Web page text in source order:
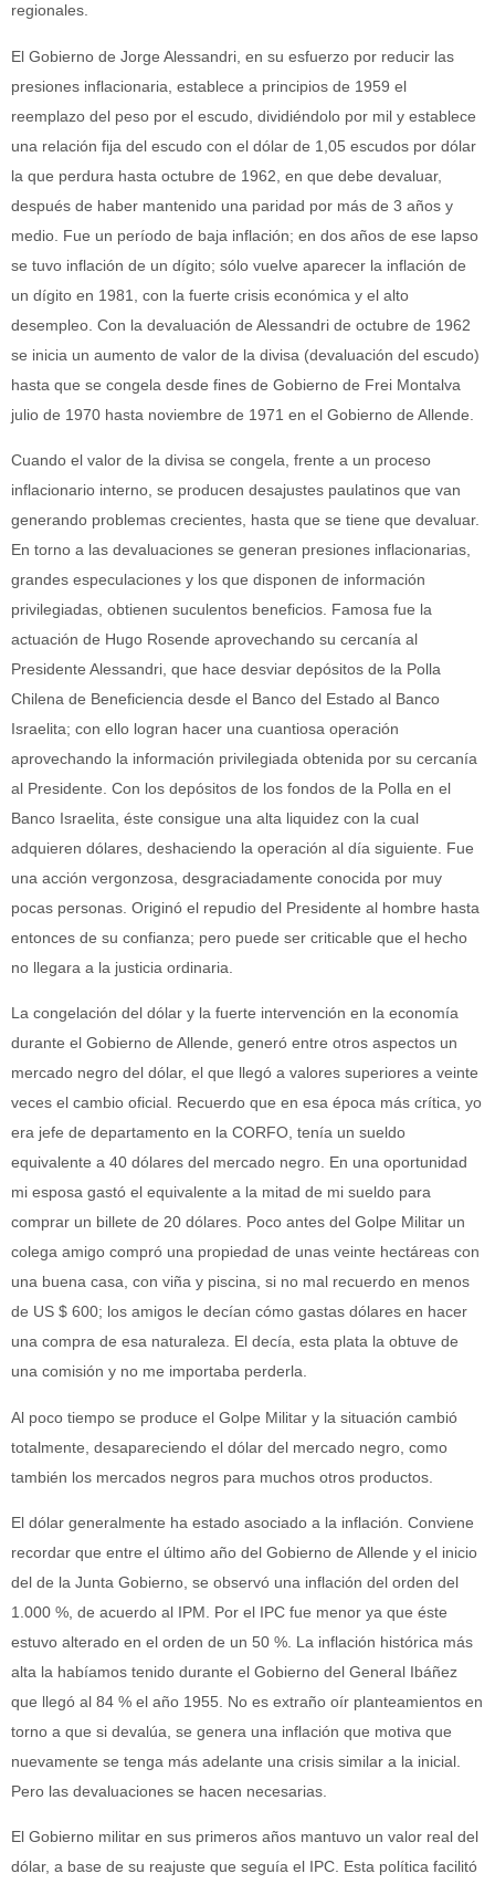
regionales.
El Gobierno de Jorge Alessandri, en su esfuerzo por reducir las
presiones inflacionaria, establece a principios de 1959 el
reemplazo del peso por el escudo, dividiéndolo por mil y establece
una relación fija del escudo con el dólar de 1,05 escudos por dólar
la que perdura hasta octubre de 1962, en que debe devaluar,
después de haber mantenido una paridad por más de 3 años y
medio. Fue un período de baja inflación; en dos años de ese lapso
se tuvo inflación de un dígito; sólo vuelve aparecer la inflación de
un dígito en 1981, con la fuerte crisis económica y el alto
desempleo. Con la devaluación de Alessandri de octubre de 1962
se inicia un aumento de valor de la divisa (devaluación del escudo)
hasta que se congela desde fines de Gobierno de Frei Montalva
julio de 1970 hasta noviembre de 1971 en el Gobierno de Allende.
Cuando el valor de la divisa se congela, frente a un proceso
inflacionario interno, se producen desajustes paulatinos que van
generando problemas crecientes, hasta que se tiene que devaluar.
En torno a las devaluaciones se generan presiones inflacionarias,
grandes especulaciones y los que disponen de información
privilegiadas, obtienen suculentos beneficios. Famosa fue la
actuación de Hugo Rosende aprovechando su cercanía al
Presidente Alessandri, que hace desviar depósitos de la Polla
Chilena de Beneficiencia desde el Banco del Estado al Banco
Israelita; con ello logran hacer una cuantiosa operación
aprovechando la información privilegiada obtenida por su cercanía
al Presidente. Con los depósitos de los fondos de la Polla en el
Banco Israelita, éste consigue una alta liquidez con la cual
adquieren dólares, deshaciendo la operación al día siguiente. Fue
una acción vergonzosa, desgraciadamente conocida por muy
pocas personas. Originó el repudio del Presidente al hombre hasta
entonces de su confianza; pero puede ser criticable que el hecho
no llegara a la justicia ordinaria.
La congelación del dólar y la fuerte intervención en la economía
durante el Gobierno de Allende, generó entre otros aspectos un
mercado negro del dólar, el que llegó a valores superiores a veinte
veces el cambio oficial. Recuerdo que en esa época más crítica, yo
era jefe de departamento en la CORFO, tenía un sueldo
equivalente a 40 dólares del mercado negro. En una oportunidad
mi esposa gastó el equivalente a la mitad de mi sueldo para
comprar un billete de 20 dólares. Poco antes del Golpe Militar un
colega amigo compró una propiedad de unas veinte hectáreas con
una buena casa, con viña y piscina, si no mal recuerdo en menos
de US $ 600; los amigos le decían cómo gastas dólares en hacer
una compra de esa naturaleza. El decía, esta plata la obtuve de
una comisión y no me importaba perderla.
Al poco tiempo se produce el Golpe Militar y la situación cambió
totalmente, desapareciendo el dólar del mercado negro, como
también los mercados negros para muchos otros productos.
El dólar generalmente ha estado asociado a la inflación. Conviene
recordar que entre el último año del Gobierno de Allende y el inicio
del de la Junta Gobierno, se observó una inflación del orden del
1.000 %, de acuerdo al IPM. Por el IPC fue menor ya que éste
estuvo alterado en el orden de un 50 %. La inflación histórica más
alta la habíamos tenido durante el Gobierno del General Ibáñez
que llegó al 84 % el año 1955. No es extraño oír planteamientos en
torno a que si devalúa, se genera una inflación que motiva que
nuevamente se tenga más adelante una crisis similar a la inicial.
Pero las devaluaciones se hacen necesarias.
El Gobierno militar en sus primeros años mantuvo un valor real del
dólar, a base de su reajuste que seguía el IPC. Esta política facilitó